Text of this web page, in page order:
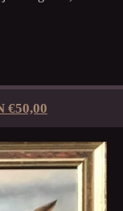
€50,00